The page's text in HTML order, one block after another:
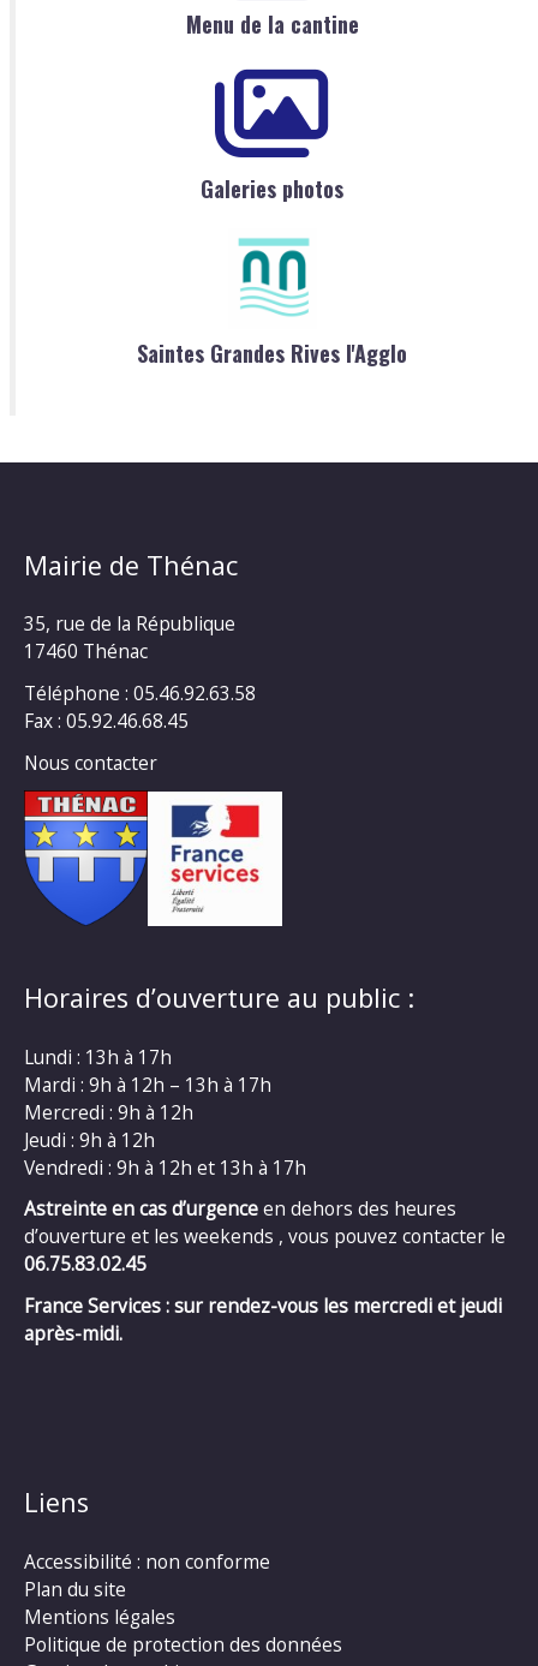
Menu de la cantine
Galeries photos
Saintes Grandes Rives l'Agglo
Mairie de Thénac
35, rue de la République
17460 Thénac
Téléphone : 05.46.92.63.58
Fax : 05.92.46.68.45
Nous contacter
Horaires d’ouverture au public :
Lundi : 13h à 17h
Mardi : 9h à 12h – 13h à 17h
Mercredi : 9h à 12h
Jeudi : 9h à 12h
Vendredi : 9h à 12h et 13h à 17h
Astreinte en cas d’urgenceen dehors des heures
d’ouverture et les weekends , vous pouvez contacter le
06.75.83.02.45
France Services : sur rendez-vous les mercredi et jeudi
après-midi.
Liens
Accessibilité : non conforme
Plan du site
Mentions légales
Politique de protection des données